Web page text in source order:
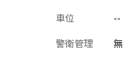
車位
--
警衛管理
無